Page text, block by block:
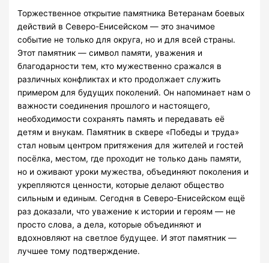
Торжественное открытие памятника Ветеранам боевых
действий в Северо-Енисейском — это значимое
событие не только для округа, но и для всей страны.
Этот памятник — символ памяти, уважения и
благодарности тем, кто мужественно сражался в
различных конфликтах и кто продолжает служить
примером для будущих поколений. Он напоминает нам о
важности соединения прошлого и настоящего,
необходимости сохранять память и передавать её
детям и внукам. Памятник в сквере «Победы и труда»
стал новым центром притяжения для жителей и гостей
посёлка, местом, где проходит не только дань памяти,
но и оживают уроки мужества, объединяют поколения и
укрепляются ценности, которые делают общество
сильным и единым. Сегодня в Северо-Енисейском ещё
раз доказали, что уважение к истории и героям — не
просто слова, а дела, которые объединяют и
вдохновляют на светлое будущее. И этот памятник —
лучшее тому подтверждение.